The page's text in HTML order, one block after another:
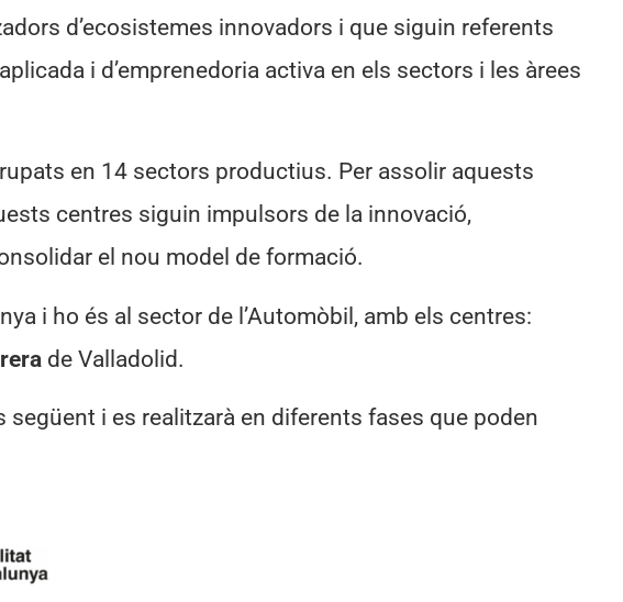
d’ecosistemes innovadors i que siguin referents
i d’emprenedoria activa en els sectors i les àrees
en 14 sectors productius. Per assolir aquests
centres siguin impulsors de la innovació,
el nou model de formació.
i ho és al sector de l’Automòbil, amb els centres:
de Valladolid.
i es realitzarà en diferents fases que poden